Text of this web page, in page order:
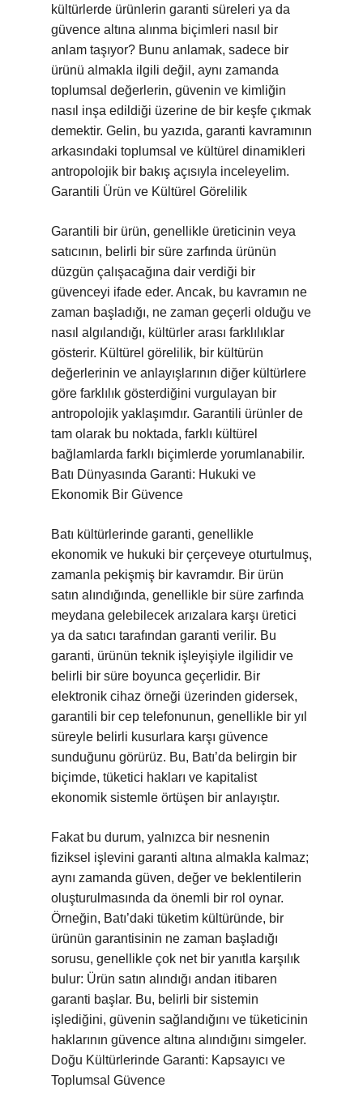
kültürlerde ürünlerin garanti süreleri ya da
güvence altına alınma biçimleri nasıl bir
anlam taşıyor? Bunu anlamak, sadece bir
ürünü almakla ilgili değil, aynı zamanda
toplumsal değerlerin, güvenin ve kimliğin
nasıl inşa edildiği üzerine de bir keşfe çıkmak
demektir. Gelin, bu yazıda, garanti kavramının
arkasındaki toplumsal ve kültürel dinamikleri
antropolojik bir bakış açısıyla inceleyelim.
Garantili Ürün ve Kültürel Görelilik
Garantili bir ürün, genellikle üreticinin veya
satıcının, belirli bir süre zarfında ürünün
düzgün çalışacağına dair verdiği bir
güvenceyi ifade eder. Ancak, bu kavramın ne
zaman başladığı, ne zaman geçerli olduğu ve
nasıl algılandığı, kültürler arası farklılıklar
gösterir. Kültürel görelilik, bir kültürün
değerlerinin ve anlayışlarının diğer kültürlere
göre farklılık gösterdiğini vurgulayan bir
antropolojik yaklaşımdır. Garantili ürünler de
tam olarak bu noktada, farklı kültürel
bağlamlarda farklı biçimlerde yorumlanabilir.
Batı Dünyasında Garanti: Hukuki ve
Ekonomik Bir Güvence
Batı kültürlerinde garanti, genellikle
ekonomik ve hukuki bir çerçeveye oturtulmuş,
zamanla pekişmiş bir kavramdır. Bir ürün
satın alındığında, genellikle bir süre zarfında
meydana gelebilecek arızalara karşı üretici
ya da satıcı tarafından garanti verilir. Bu
garanti, ürünün teknik işleyişiyle ilgilidir ve
belirli bir süre boyunca geçerlidir. Bir
elektronik cihaz örneği üzerinden gidersek,
garantili bir cep telefonunun, genellikle bir yıl
süreyle belirli kusurlara karşı güvence
sunduğunu görürüz. Bu, Batı’da belirgin bir
biçimde, tüketici hakları ve kapitalist
ekonomik sistemle örtüşen bir anlayıştır.
Fakat bu durum, yalnızca bir nesnenin
fiziksel işlevini garanti altına almakla kalmaz;
aynı zamanda güven, değer ve beklentilerin
oluşturulmasında da önemli bir rol oynar.
Örneğin, Batı’daki tüketim kültüründe, bir
ürünün garantisinin ne zaman başladığı
sorusu, genellikle çok net bir yanıtla karşılık
bulur: Ürün satın alındığı andan itibaren
garanti başlar. Bu, belirli bir sistemin
işlediğini, güvenin sağlandığını ve tüketicinin
haklarının güvence altına alındığını simgeler.
Doğu Kültürlerinde Garanti: Kapsayıcı ve
Toplumsal Güvence